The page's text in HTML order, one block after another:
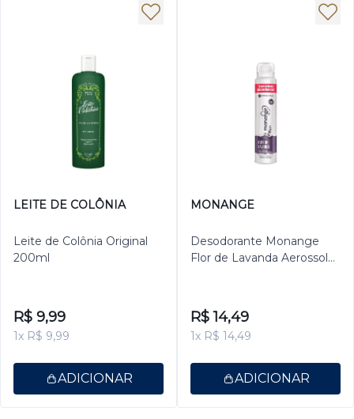
LEITE DE COLÔNIA
Leite de Colônia Original
200ml
R$ 9,99
1x R$ 9,99
ADICIONAR
MONANGE
Desodorante Monange
Flor de Lavanda Aerossol
R$ 14,49
1x R$ 14,49
ADICIONAR